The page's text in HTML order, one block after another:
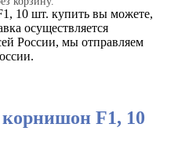
10 шт. купить вы можете,
осуществляется
России, мы отправляем
F1, 10